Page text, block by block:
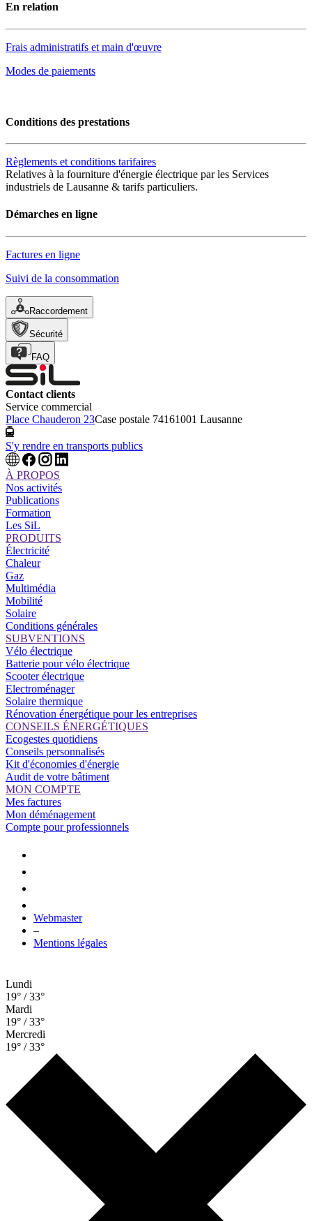
En relation
Frais administratifs et main d'œuvre
Modes de paiements
Conditions des prestations
Règlements et conditions tarifaires
Relatives à la fourniture d'énergie électrique par les Services
industriels de Lausanne & tarifs particuliers.
Démarches en ligne
Factures en ligne
Suivi de la consommation
Raccordement
Sécurité
FAQ
Contact clients
Service commercial
Place Chauderon 23Case postale 74161001 Lausanne
S'y rendre en transports publics
À PROPOS
Nos activités
Publications
Formation
Les SiL
PRODUITS
Électricité
Chaleur
Gaz
Multimédia
Mobilité
Solaire
Conditions générales
SUBVENTIONS
Vélo électrique
Batterie pour vélo électrique
Scooter électrique
Electroménager
Solaire thermique
Rénovation énergétique pour les entreprises
CONSEILS ÉNERGÉTIQUES
Ecogestes quotidiens
Conseils personnalisés
Kit d'économies d'énergie
Audit de votre bâtiment
MON COMPTE
Mes factures
Mon déménagement
Compte pour professionnels
Webmaster
–
Mentions légales
Lundi
19° / 33°
Mardi
19° / 33°
Mercredi
19° / 33°